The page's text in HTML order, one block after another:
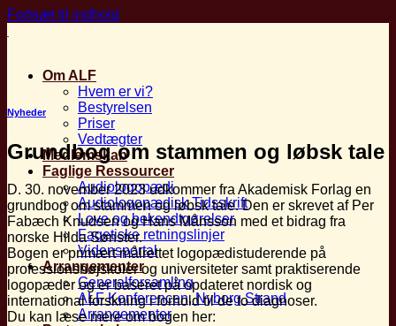
Fortsæt til indhold
Om ALF
Hvem er vi?
Bestyrelsen
Priser
Vedtægter
Medlemskab
Faglige Ressourcer
Audiologopædi
Audiologopædisk Tidsskrift
Love og bekendtgørelser
Fagetiske retningslinjer
Vidensportal
Arrangementer
Generalforsamling
ALF Konferencen, Nyborg Strand
Arrangementer
Nyheder
Grundbog om stammen og løbsk tale
D. 30. november 2023 udkommer fra Akademisk Forlag en
grundbog om stammen og løbsk tale. Den er skrevet af Per
Fabæch Knudsen og Hans Månsson med et bidrag fra
norske Hilda Sønster.
Bogen er primært målrettet logopædistuderende på
professionshøjskoler og universiteter samt praktiserende
logopæder og er baseret på opdateret nordisk og
international forskning i forhold til de to diagnoser.
Du kan læse mere om bogen her: